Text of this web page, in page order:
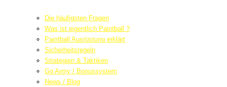
Die häufigsten Fragen
Was ist eigentlich Paintball ?
Paintball Ausrüstung erklärt
Sicherheitsregeln
Strategien & Taktiken
Go Army / Bonussystem
News / Blog